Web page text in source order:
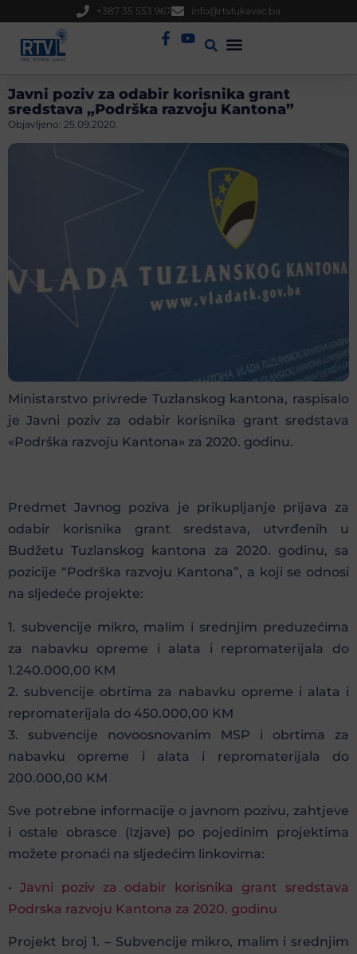
+387 35 553 967 info@rtvlukavac.ba
Javni poziv za odabir korisnika grant
sredstava „Podrška razvoju Kantona”
Objavljeno: 25.09.2020.
Ministarstvo privrede Tuzlanskog kantona, raspisalo
je Javni poziv za odabir korisnika grant sredstava
«Podrška razvoju Kantona» za 2020. godinu.
Predmet Javnog poziva je prikupljanje prijava za
odabir korisnika grant sredstava, utvrđenih u
Budžetu Tuzlanskog kantona za 2020. godinu, sa
pozicije “Podrška razvoju Kantona”, a koji se odnosi
na sljedeće projekte:
1. subvencije mikro, malim i srednjim preduzećima
za nabavku opreme i alata i repromaterijala do
1.240.000,00 KM
2. subvencije obrtima za nabavku opreme i alata i
repromaterijala do 450.000,00 KM
3. subvencije novoosnovanim MSP i obrtima za
nabavku opreme i alata i repromaterijala do
200.000,00 KM
Sve potrebne informacije o javnom pozivu, zahtjeve
i ostale obrasce (Izjave) po pojedinim projektima
možete pronaći na sljedećim linkovima:
• Javni poziv za odabir korisnika grant sredstava
Podrska razvoju Kantona za 2020. godinu
Projekt broj 1. – Subvencije mikro, malim i srednjim